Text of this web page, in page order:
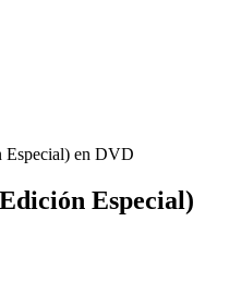
Especial) en DVD
Especial)